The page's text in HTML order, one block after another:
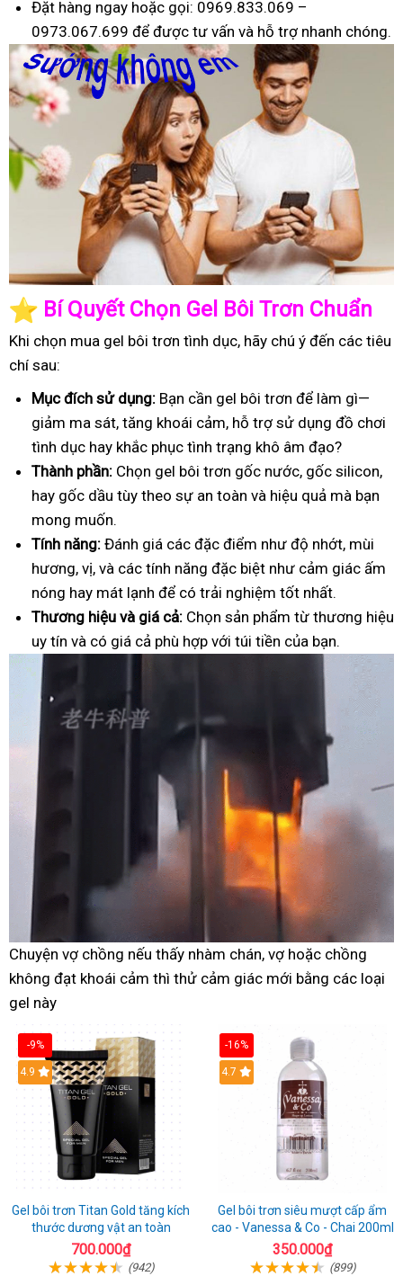
Đặt hàng ngay hoặc gọi: 0969.833.069 –
0973.067.699 để được tư vấn và hỗ trợ nhanh chóng.
Bí Quyết Chọn Gel Bôi Trơn Chuẩn
Khi chọn mua gel bôi trơn tình dục, hãy chú ý đến các tiêu
chí sau:
Mục đích sử dụng: Bạn cần gel bôi trơn để làm gì—
giảm ma sát, tăng khoái cảm, hỗ trợ sử dụng đồ chơi
tình dục hay khắc phục tình trạng khô âm đạo?
Thành phần: Chọn gel bôi trơn gốc nước, gốc silicon,
hay gốc dầu tùy theo sự an toàn và hiệu quả mà bạn
mong muốn.
Tính năng: Đánh giá các đặc điểm như độ nhớt, mùi
hương, vị, và các tính năng đặc biệt như cảm giác ấm
nóng hay mát lạnh để có trải nghiệm tốt nhất.
Thương hiệu và giá cả: Chọn sản phẩm từ thương hiệu
uy tín và có giá cả phù hợp với túi tiền của bạn.
Chuyện vợ chồng nếu thấy nhàm chán, vợ hoặc chồng
không đạt khoái cảm thì thử cảm giác mới bằng các loại
gel này
-9%
Hot
4.9
Gel bôi trơn Titan Gold tăng kích
thước dương vật an toàn
700.000₫
(942)
-16%
Hot
4.7
Gel bôi trơn siêu mượt cấp ẩm
cao - Vanessa & Co - Chai 200ml
350.000₫
(899)